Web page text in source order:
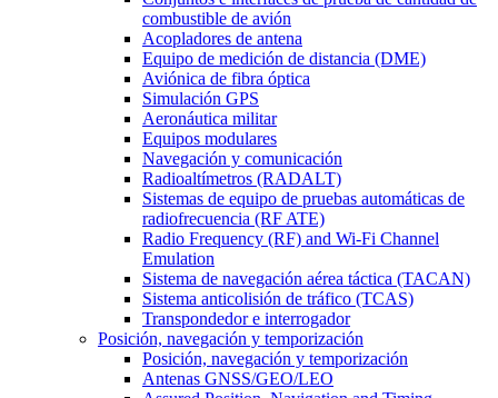
combustible de avión
Acopladores de antena
Equipo de medición de distancia (DME)
Aviónica de fibra óptica
Simulación GPS
Aeronáutica militar
Equipos modulares
Navegación y comunicación
Radioaltímetros (RADALT)
Sistemas de equipo de pruebas automáticas de
radiofrecuencia (RF ATE)
Radio Frequency (RF) and Wi-Fi Channel
Emulation
Sistema de navegación aérea táctica (TACAN)
Sistema anticolisión de tráfico (TCAS)
Transpondedor e interrogador
Posición, navegación y temporización
Posición, navegación y temporización
Antenas GNSS/GEO/LEO